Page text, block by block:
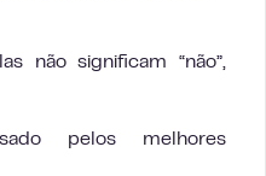
não significam “não”,
pelos melhores